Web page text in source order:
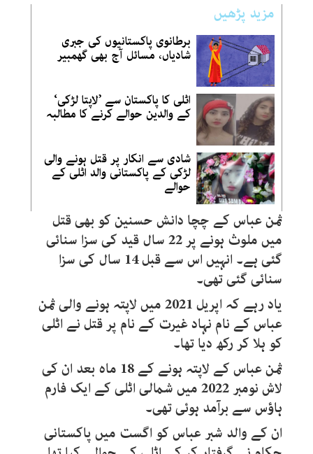
مزید پڑھیں
برطانوی پاکستانیوں کی جبری
شادیاں، مسائل آج بھی گھمبیر
اٹلی کا پاکستان سے ’لاپتا لڑکی‘
کے والدین حوالے کرنے کا مطالبہ
شادی سے انکار پر قتل ہونے والی
لڑکی کے پاکستانی والد اٹلی کے
حوالے
ثمن عباس کے چچا دانش حسنین کو بھی قتل
میں ملوث ہونے پر 22 سال قید کی سزا سنائی
گئی ہے۔ انہیں اس سے قبل 14 سال کی سزا
سنائی گئی تھی۔
یاد رہے کہ اپریل 2021 میں لاپتہ ہونے والی ثمن
عباس کے نام نہاد غیرت کے نام پر قتل نے اٹلی
کو ہلا کر رکھ دیا تھا۔
ثمن عباس کے لاپتہ ہونے کے 18 ماہ بعد ان کی
لاش نومبر 2022 میں شمالی اٹلی کے ایک فارم
ہاؤس سے برآمد ہوئی تھی۔
ان کے والد شبر عباس کو اگست میں پاکستانی